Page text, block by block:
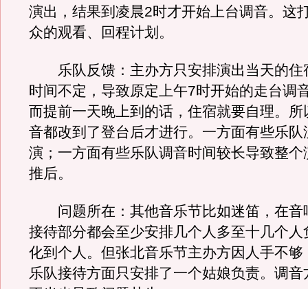
演出，结果到凌晨2时才开始上台调音。这
众的观看、回程计划。
乐队反馈：主办方只安排演出当天的住
时间不定，导致原定上午7时开始的走台调
而提前一天晚上到的话，住宿就要自理。所
音都改到了登台后才进行。一方面有些乐队
演；一方面有些乐队调音时间较长导致整个
推后。
问题所在：其他音乐节比如迷笛，在音
接待部分都会至少安排几个人多至十几个人
化到个人。但张北音乐节主办方因人手不够
乐队接待方面只安排了一个姑娘负责。调音